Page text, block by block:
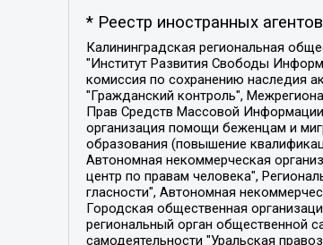
* Реестр иностранных
Калининградская региональная общественная организация "Экозащита!-Женсовет", Фонд содействия защите прав и свобод граждан "Общественный вердикт", Фонд "Институт Развития Свободы Информации", Частное учреждение "Информационное агентство МЕМО. РУ", Региональная общественная организация "Общественная комиссия по сохранению наследия академика Сахарова", Фонд поддержки свободы прессы, Санкт-Петербургская общественная правозащитная организация "Гражданский контроль", Межрегиональная общественная организация "Информационно-просветительский центр "Мемориал", Региональный Фонд "Центр Защиты Прав Средств Массовой Информации", с 05.12.2023 Фонд "Центр Защиты Прав Средств массовой информации", Региональная общественная благотворительная организация помощи беженцам и мигрантам "Гражданское содействие", Негосударственное образовательное учреждение дополнительного профессионального образования (повышение квалификации) специалистов "АКАДЕМИЯ ПО ПРАВАМ ЧЕЛОВЕКА", Свердловская региональная общественная организация "Сутяжник", Автономная некоммерческая организация "Центр независимых социологических исследований", Союз общественных объединений "Российский исследовательский центр по правам человека", Региональное общественное учреждение научно-информационный центр "МЕМОРИАЛ", Некоммерческая организация "Фонд защиты гласности", Автономная некоммерческая организация "Институт прав человека", Городская общественная организация "Екатеринбургское общество "МЕМОРИАЛ", Городская общественная организация "Рязанское историко-просветительское и правозащитное общество "Мемориал" (Рязанский Мемориал), Челябинский региональный орган общественной самодеятельности – женское общественное объединение "Женщины Евразии", Челябинский региональный орган общественной самодеятельности "Уральская правозащитная группа", Фонд содействия защите здоровья и социальной справедливости имени Андрея Рылькова, Автономная Некоммерческая Организация "Аналитический Центр Юрия Левады", Автономная некоммерческая организация социальной поддержки населения "Проект Апрель", Региональная общественная организация помощи женщинам и детям, находящимся в кризисной ситуации "Информационно-